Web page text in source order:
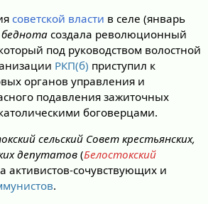
советской власти в селе (январь
беднотасоздала революционный
под руководством волостной
РКП(б) приступил к
органов управления и
подавления зажиточных
боговерцами.
сельский Совет крестьянских,
депутатов(Белостокский
активистов-сочувствующих и
.